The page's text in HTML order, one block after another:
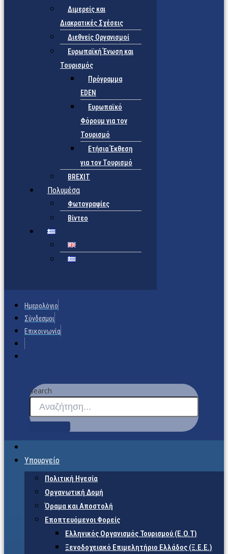
Διμερείς και
Διακρατικές Σχέσεις
Διεθνείς Οργανισμοί
Ευρωπαϊκή Ένωση και
Τουρισμός
Πρόγραμμα
EDEN
Ευρωπαϊκό
Φόρουμ για τον
Τουρισμό
Ετήσια Έκθεση
για τον Τουρισμό
BREXIT
Πολυμέσα
Φωτογραφίες
Βίντεο
Ημερολόγιο
Σύνδεσμοι
Επικοινωνία
Search
Υπουργείο
Πολιτική Ηγεσία
Οργανωτική Δομή
Όραμα και Αποστολή
Εποπτευόμενοι Φορείς
Eλληνικός Οργανισμός Τουρισμού (Ε.Ο.Τ)
Ξενοδοχειακό Επιμελητήριο Ελλάδος (Ξ.Ε.Ε.)